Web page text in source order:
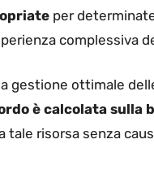
per
complessiva
gestione ottimale
è calcolata sulla
risorsa senza